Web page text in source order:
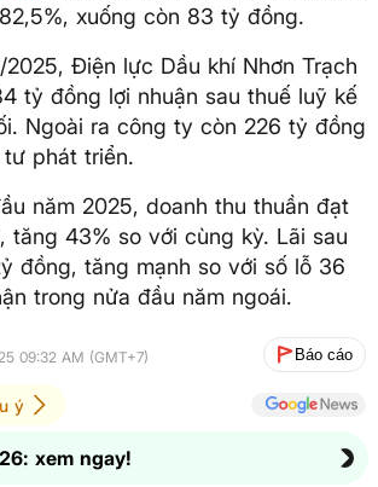
xuống còn 83 tỷ đồng.
2025, Điện lực Dầu khí Nhơn Trạch
tỷ đồng lợi nhuận sau thuế luỹ kế
Ngoài ra công ty còn 226 tỷ đồng
phát triển.
năm 2025, doanh thu thuần đạt
tăng 43% so với cùng kỳ. Lãi sau
đồng, tăng mạnh so với số lỗ 36
trong nửa đầu năm ngoái.
09:32 AM (GMT+7) Báo cáo
ý
xem ngay!